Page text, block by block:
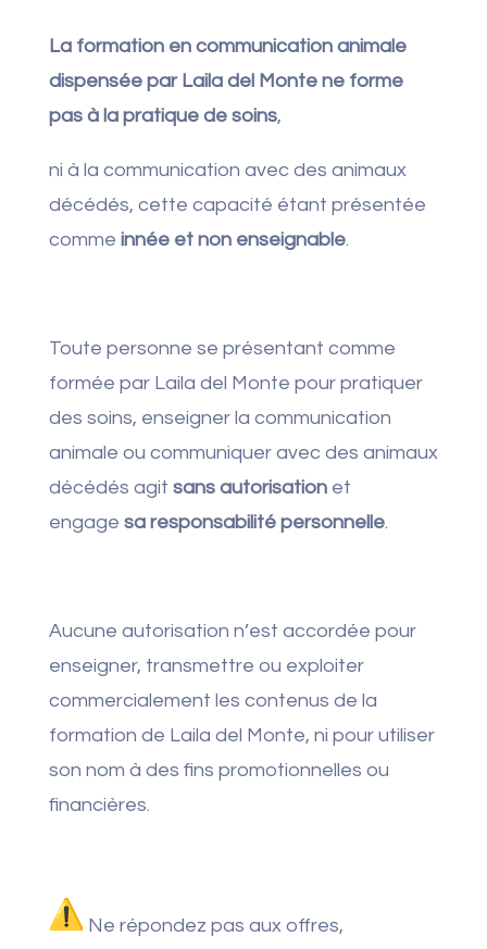
La formation en communication animale
dispensée par Laila del Monte ne forme
pas à la pratique de soins,
ni à la communication avec des animaux
décédés, cette capacité étant présentée
comme innée et non enseignable.
Toute personne se présentant comme
formée par Laila del Monte pour pratiquer
des soins, enseigner la communication
animale ou communiquer avec des animaux
décédés agit sans autorisationet
engage sa responsabilité personnelle.
Aucune autorisation n’est accordée pour
enseigner, transmettre ou exploiter
commercialement les contenus de la
formation de Laila del Monte, ni pour utiliser
son nom à des fins promotionnelles ou
financières.
Ne répondez pas aux offres,